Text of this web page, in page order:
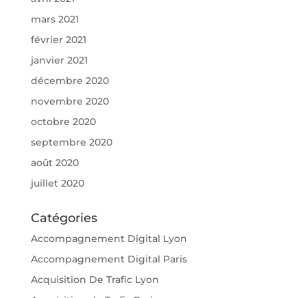
mars 2021
février 2021
janvier 2021
décembre 2020
novembre 2020
octobre 2020
septembre 2020
août 2020
juillet 2020
Catégories
Accompagnement Digital Lyon
Accompagnement Digital Paris
Acquisition De Trafic Lyon